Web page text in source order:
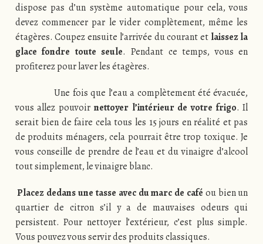
dispose pas d’un système automatique pour cela, vous
devez commencer par le vider complètement, même les
étagères. Coupez ensuite l’arrivée du courant et laissez la
glace fondre toute seule. Pendant ce temps, vous en
profiterez pour laver les étagères.
Une fois que l’eau a complètement été évacuée,
vous allez pouvoir nettoyer l’intérieur de votre frigo. Il
serait bien de faire cela tous les 15 jours en réalité et pas
de produits ménagers, cela pourrait être trop toxique. Je
vous conseille de prendre de l’eau et du vinaigre d’alcool
tout simplement, le vinaigre blanc.
Placez dedans une tasse avec du marc de café ou bien un
quartier de citron s’il y a de mauvaises odeurs qui
persistent. Pour nettoyer l’extérieur, c’est plus simple.
Vous pouvez vous servir des produits classiques.